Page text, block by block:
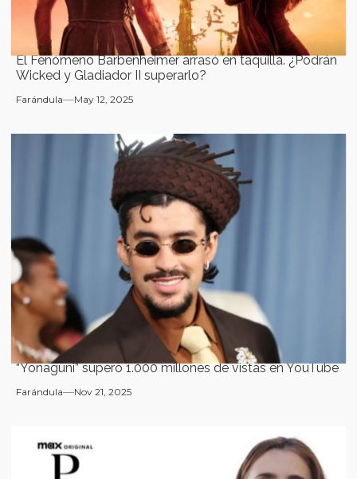
El Fenómeno Barbenheimer arrasó en taquilla. ¿Podrán
Wicked y Gladiador II superarlo?
Farándula May 12, 2025
“Yonaguni” superó 1.000 millones de vistas en YouTube
Farándula Nov 21, 2025